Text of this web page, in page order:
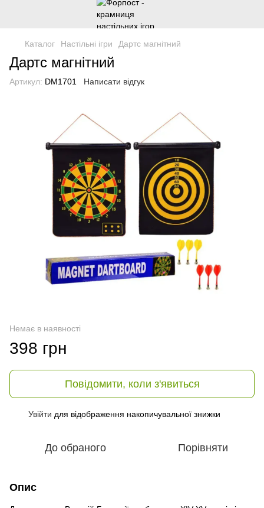
Каталог Настільні ігри Дартс магнітний
Дартс магнітний
Артикул: DM1701 Написати відгук
Немає в наявності
398 грн
Повідомити, коли з'явиться
Увійти для відображення накопичувальної знижки
До обраного Порівняти
Опис